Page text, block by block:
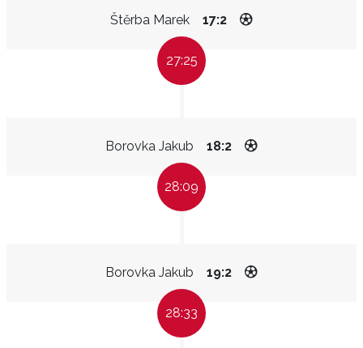
Štěrba Marek 17:2
27:25
Borovka Jakub 18:2
28:09
Borovka Jakub 19:2
28:33